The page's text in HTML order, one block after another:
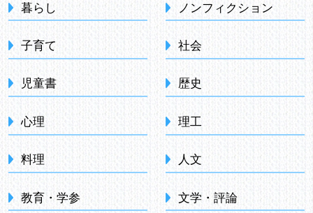
暮らし
子育て
児童書
心理
料理
教育・学参
ノンフィクション
社会
歴史
理工
人文
文学・評論